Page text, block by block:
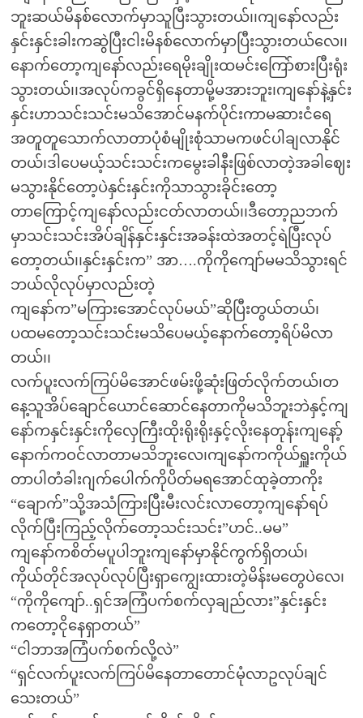
ဘူးဆယ်မိနစ်လောက်မှာသူပြီးသွားတယ်၊၊ကျနော်လည်း
နှင်းနှင်းခါးကဆွဲပြီးငါးမိနစ်လောက်မှာပြီးသွားတယ်လေ၊၊
နောက်တော့ကျနော်လည်းရေမိုးချိုးထမင်းကြော်စားပြီးရုံး
သွားတယ်၊၊အလုပ်ကခွင်ရှိနေတာမို့မအားဘူး၊ကျနော်နဲ့နှင်း
နှင်းဟာသင်းသင်းမသိအောင်မနက်ပိုင်းကာမဆားငံရေ
အတူတူသောက်လာတာပုံစံမျိုးစုံသာမကဖင်ပါချလာနိုင်
တယ်၊ဒါပေမယ့်သင်းသင်းကမွေးခါနီးဖြစ်လာတဲ့အခါဈေး
မသွားနိုင်တော့ပဲနှင်းနှင်းကိုသာသွားခိုင်းတော့
တာကြောင့်ကျနော်လည်းငတ်လာတယ်၊၊ဒီတော့ညဘက်
မှာသင်းသင်းအိပ်ချိန်နှင်းနှင်းအခန်းထဲအတင့်ရဲပြီးလုပ်
တော့တယ်၊၊နှင်းနှင်းက” အာ….ကိုကိုကျော်မမသိသွားရင်
ဘယ်လိုလုပ်မှာလည်းတဲ့
ကျနော်က”မကြားအောင်လုပ်မယ်”ဆိုပြီးတွယ်တယ်၊
ပထမတော့သင်းသင်းမသိပေမယ့်နောက်တော့ရိပ်မိလာ
တယ်၊၊
လက်ပူးလက်ကြပ်မိအောင်ဖမ်းဖို့ဆုံးဖြတ်လိုက်တယ်၊တ
နေ့သူအိပ်ချောင်ယောင်ဆောင်နေတာကိုမသိဘူးဘဲနှင့်ကျ
နော်ကနှင်းနှင်းကိုလှေကြီးထိုးရိုးရိုးနှင့်လိုးနေတုန်းကျနော့်
နောက်ကဝင်လာတာမသိဘူးလေ၊ကျနော်ကကိုယ်ရှူးကိုယ်
တာပါတံခါးဂျက်ပေါက်ကိုပိတ်မရအောင်ထုခဲ့တာကိုး
“ချောက်”သို့အသံကြားပြီးမီးလင်းလာတော့ကျနော်ရပ်
လိုက်ပြီးကြည့်လိုက်တော့သင်းသင်း”ဟင်..မမ”
ကျနော်ကစိတ်မပူပါဘူးကျနော်မှာနိုင်ကွက်ရှိတယ်၊
ကိုယ်တိုင်အလုပ်လုပ်ပြီးရှာကျွေးထားတဲ့မိန်းမတွေပဲလေ၊
“ကိုကိုကျော်..ရှင်အကြံပက်စက်လှချည်လား”နှင်းနှင်း
ကတော့ငိုနေရှာတယ်”
“ငါဘာအကြံပက်စက်လို့လဲ”
“ရှင်လက်ပူးလက်ကြပ်မိနေတာတောင်မုံလာဥလုပ်ချင်
သေးတယ်”